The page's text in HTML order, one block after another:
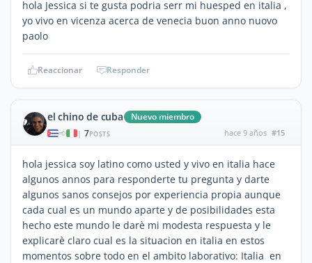
hola Jessica si te gusta podria serr mi huesped en italia ,
yo vivo en vicenza acerca de venecia buon anno nuovo
paolo
Reaccionar Responder
el chino de cuba Nuevo miembro
| 7POSTS hace 9 años #15
hola jessica soy latino como usted y vivo en italia hace
algunos annos para responderte tu pregunta y darte
algunos sanos consejos por experiencia propia aunque
cada cual es un mundo aparte y de posibilidades esta
hecho este mundo le darè mi modesta respuesta y le
explicarè claro cual es la situacion en italia en estos
momentos sobre todo en el ambito laborativo: Italia en